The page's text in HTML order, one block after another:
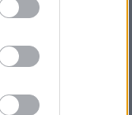
május(
március